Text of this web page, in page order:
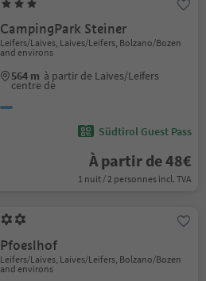
CampingPark Steiner
Leifers/Laives, Laives/Leifers, Bolzano/Bozen
and environs
564 m à partir de Laives/Leifers
centre de
Südtirol Guest Pass
À partir de 48€
1 nuit / 2 personnes incl. TVA
Pfoeslhof
Leifers/Laives, Laives/Leifers, Bolzano/Bozen
and environs